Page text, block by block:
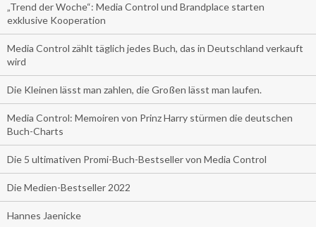
„Trend der Woche“: Media Control und Brandplace starten
exklusive Kooperation
Media Control zählt täglich jedes Buch, das in Deutschland verkauft
wird
Die Kleinen lässt man zahlen, die Großen lässt man laufen.
Media Control: Memoiren von Prinz Harry stürmen die deutschen
Buch-Charts
Die 5 ultimativen Promi-Buch-Bestseller von Media Control
Die Medien-Bestseller 2022
Hannes Jaenicke